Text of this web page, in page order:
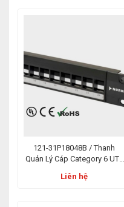
121-31P18048B / Thanh
Quản Lý Cáp Category 6 UTP
Down 48 Port
Liên hệ